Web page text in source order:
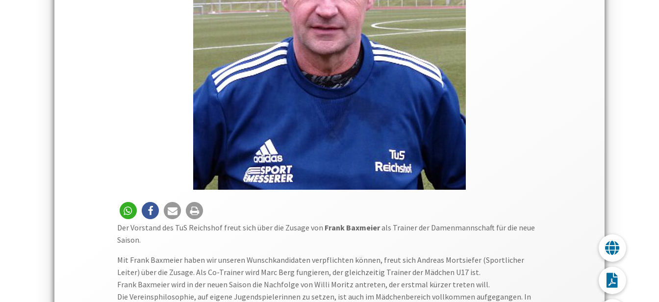
Der Vorstand des TuS Reichshof freut sich über die Zusage von Frank Baxmeierals Trainer der Damenmannschaft für die neue
Saison.
Mit Frank Baxmeier haben wir unseren Wunschkandidaten verpflichten können, freut sich Andreas Mortsiefer (Sportlicher
Leiter) über die Zusage. Als Co-Trainer wird Marc Berg fungieren, der gleichzeitig Trainer der Mädchen U17 ist.
Frank Baxmeier wird in der neuen Saison die Nachfolge von Willi Moritz antreten, der erstmal kürzer treten will.
Die Vereinsphilosophie, auf eigene Jugendspielerinnen zu setzen, ist auch im Mädchenbereich vollkommen aufgegangen. In